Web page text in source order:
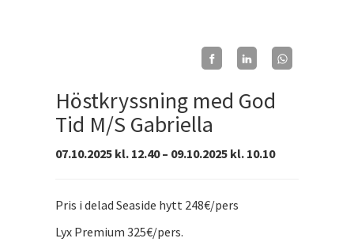
Höstkryssning med God
Tid M/S Gabriella
07.10.2025 kl. 12.40 – 09.10.2025 kl. 10.10
Pris i delad Seaside hytt 248€/pers
Lyx Premium 325€/pers.